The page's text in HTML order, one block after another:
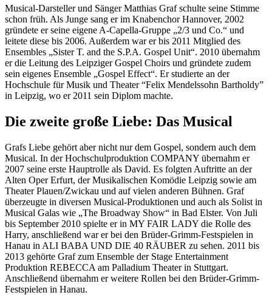
Musical-Darsteller und Sänger Matthias Graf schulte seine Stimme
schon früh. Als Junge sang er im Knabenchor Hannover, 2002
gründete er seine eigene A-Capella-Gruppe „2/3 und Co.“ und
leitete diese bis 2006. Außerdem war er bis 2011 Mitglied des
Ensembles „Sister T. and the S.P.A. Gospel Unit“. 2010 übernahm
er die Leitung des Leipziger Gospel Choirs und gründete zudem
sein eigenes Ensemble „Gospel Effect“. Er studierte an der
Hochschule für Musik und Theater “Felix Mendelssohn Bartholdy”
in Leipzig, wo er 2011 sein Diplom machte.
Die zweite große Liebe: Das Musical
Grafs Liebe gehört aber nicht nur dem Gospel, sondern auch dem
Musical. In der Hochschulproduktion COMPANY übernahm er
2007 seine erste Hauptrolle als David. Es folgten Auftritte an der
Alten Oper Erfurt, der Musikalischen Komödie Leipzig sowie am
Theater Plauen/Zwickau und auf vielen anderen Bühnen. Graf
überzeugte in diversen Musical-Produktionen und auch als Solist in
Musical Galas wie „The Broadway Show“ in Bad Elster. Von Juli
bis September 2010 spielte er in MY FAIR LADY die Rolle des
Harry, anschließend war er bei den Brüder-Grimm-Festspielen in
Hanau in ALI BABA UND DIE 40 RÄUBER zu sehen. 2011 bis
2013 gehörte Graf zum Ensemble der Stage Entertainment
Produktion REBECCA am Palladium Theater in Stuttgart.
Anschließend übernahm er weitere Rollen bei den Brüder-Grimm-
Festspielen in Hanau.